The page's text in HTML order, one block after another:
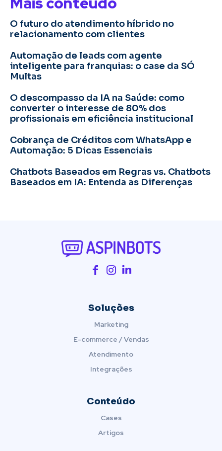
O futuro do atendimento híbrido no
relacionamento com clientes
Automação de leads com agente
inteligente para franquias: o case da SÓ
Multas
O descompasso da IA na Saúde: como
converter o interesse de 80% dos
profissionais em eficiência institucional
Cobrança de Créditos com WhatsApp e
Automação: 5 Dicas Essenciais
Chatbots Baseados em Regras vs. Chatbots
Baseados em IA: Entenda as Diferenças
Soluções
Marketing
E-commerce / Vendas
Atendimento
Integrações
Conteúdo
Cases
Artigos